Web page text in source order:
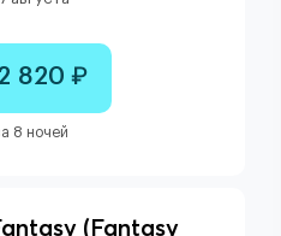
820 ₽
8 ночей
(fantasy